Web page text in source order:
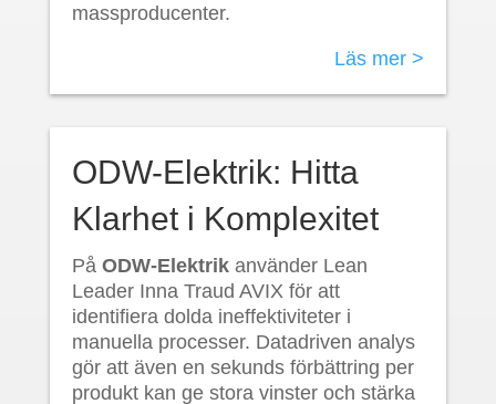
massproducenter.
Läs mer >
ODW-Elektrik: Hitta
Klarhet i Komplexitet
På ODW-Elektrikanvänder Lean
Leader Inna Traud AVIX för att
identifiera dolda ineffektiviteter i
manuella processer. Datadriven analys
gör att även en sekunds förbättring per
produkt kan ge stora vinster och stärka